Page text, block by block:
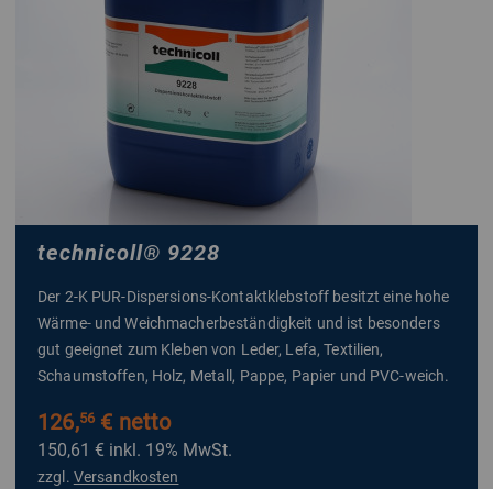
technicoll® 9228
Der 2-K PUR-Dispersions-Kontaktklebstoff besitzt eine hohe
Wärme- und Weichmacherbeständigkeit und ist besonders
gut geeignet zum Kleben von Leder, Lefa, Textilien,
Schaumstoffen, Holz, Metall, Pappe, Papier und PVC-weich.
126,56 € netto
150,61 € inkl. 19% MwSt.
zzgl. Versandkosten